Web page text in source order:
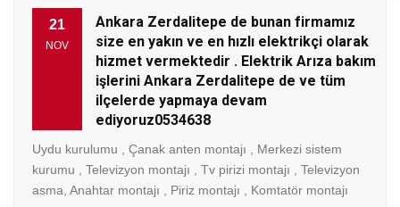
21
NOV
Ankara Zerdalitepe de bunan firmamız
size en yakın ve en hızlı elektrikçi olarak
hizmet vermektedir . Elektrik Arıza bakım
işlerini Ankara Zerdalitepe de ve tüm
ilçelerde yapmaya devam
ediyoruz0534638
Uydu kurulumu , Çanak anten montajı , Merkezi sistem
kurumu , Televizyon montajı , Tv pirizi montajı , Televizyon
asma, Anahtar montajı , Piriz montajı , Komtatör montajı